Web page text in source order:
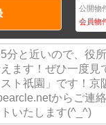
公開物
会員物
分と近いので、役
ます！ぜひ一度見
ト祇園」です！京
からご連
いたします(^_^)